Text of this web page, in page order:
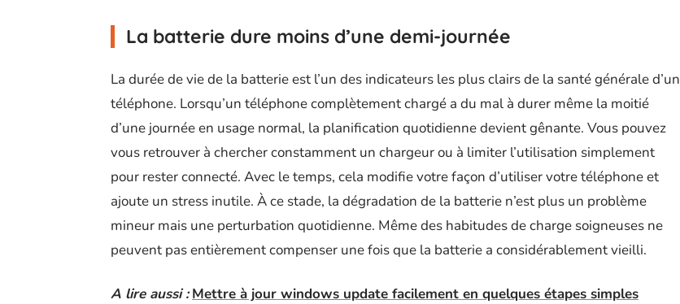
La batterie dure moins d’une demi-journée
La durée de vie de la batterie est l’un des indicateurs les plus clairs de la santé générale d’un
téléphone. Lorsqu’un téléphone complètement chargé a du mal à durer même la moitié
d’une journée en usage normal, la planification quotidienne devient gênante. Vous pouvez
vous retrouver à chercher constamment un chargeur ou à limiter l’utilisation simplement
pour rester connecté. Avec le temps, cela modifie votre façon d’utiliser votre téléphone et
ajoute un stress inutile. À ce stade, la dégradation de la batterie n’est plus un problème
mineur mais une perturbation quotidienne. Même des habitudes de charge soigneuses ne
peuvent pas entièrement compenser une fois que la batterie a considérablement vieilli.
A lire aussi : Mettre à jour windows update facilement en quelques étapes simples